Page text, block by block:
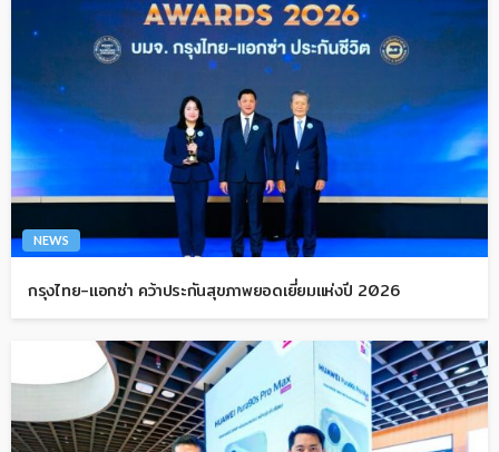
NEWS
กรุงไทย-แอกซ่า คว้าประกันสุขภาพยอดเยี่ยมแห่งปี 2026